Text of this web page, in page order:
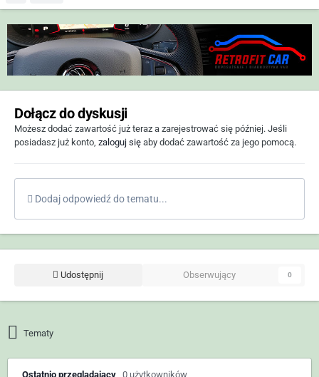
Dołącz do dyskusji
Możesz dodać zawartość już teraz a zarejestrować się później. Jeśli
posiadasz już konto, zaloguj się aby dodać zawartość za jego pomocą.
Dodaj odpowiedź do tematu...
Udostępnij Obserwujący 0
Tematy
Ostatnio przeglądający 0 użytkowników